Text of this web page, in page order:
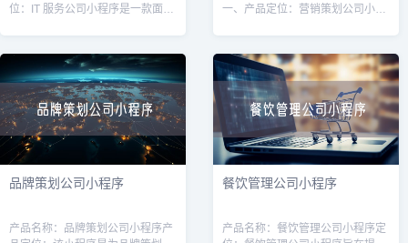
位：IT 服务公司小程序是一款面向
案。通过该小程序，用户可以方便
快
一、产品定位：营销策划公司小程
升业务效率和服务质量。通过该小
程序，用户可
品牌策划公司小程序
产品名称：品牌策划公司小程序产
餐饮管理公司小程序
产品名称：餐饮管理公司小程序定